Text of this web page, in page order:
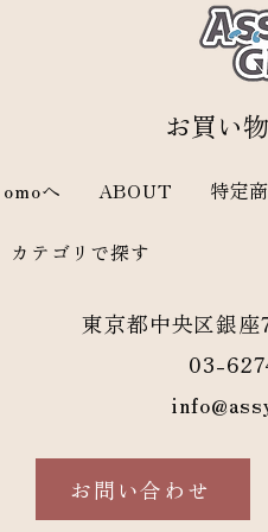
お買い
omoへ ABOUT 特定
カテゴリで探す
東京都中央区銀
03-
お問い合わせ